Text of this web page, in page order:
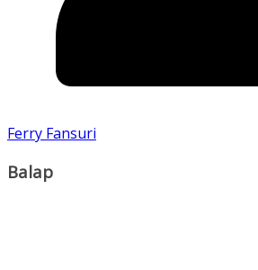
Ferry Fansuri
Balap